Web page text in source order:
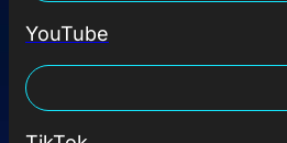
YouTube